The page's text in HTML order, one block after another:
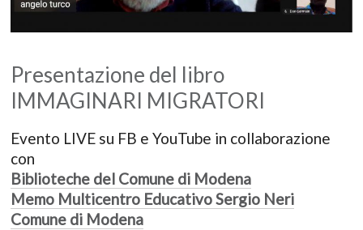
Presentazione del libro
IMMAGINARI MIGRATORI
Evento LIVE su FB e YouTube in collaborazione
con
Biblioteche del Comune di Modena
Memo Multicentro Educativo Sergio Neri
Comune di Modena